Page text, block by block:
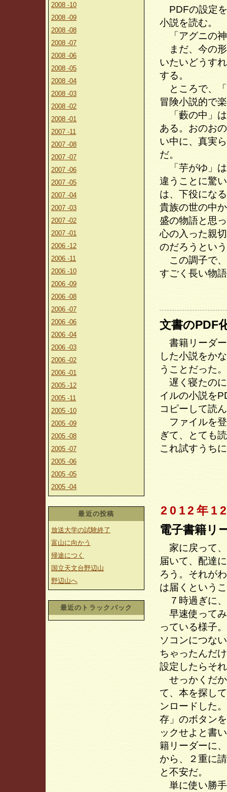
2008 -10
2008 -09
2008 -08
2008 -07
2008 -06
2008 -05
2008 -04
2008 -03
2008 -02
2008 -01
2007 -11
2007 -08
2007 -07
2007 -06
2007 -05
2007 -04
2007 -03
2007 -02
2007 -01
2006 -12
2006 -11
2006 -10
2006 -09
2006 -08
2006 -07
2006 -06
2006 -04
2006 -03
2006 -02
2006 -01
2005 -12
2005 -11
2005 -10
2005 -09
2005 -08
2005 -07
2005 -06
2005 -05
2005 -04
最近の投稿
放送大学の試験終了
富山に向かう
帰途につく
国立天文台野辺山
野辺山へ
最近のトラックバック
PDFの設定を
小説を読む。
「アグニの神
まだ、今の形
いたいどうす
する。
ところで、「
冒険小説的で
「藪の中」は
ある。おのお
い中に、真実
だ。
「芋がゆ」は
違うことに驚
は、下役にな
貴族の世の中
盛の物語と思
心の入った親
のだろうとい
この調子で、
すごく長い物
文書のPDF
書籍リーダー
した小説をか
うことだった。
遅く寝たのに
イルの小説を
コピーして読
ファイルを登
ぎて、とても
これ試すうち
2012年
電子書籍リ
家に戻って、
届いて、配達
ろう。それが
は届くという
７時過ぎに
早速使ってみ
っている様子
ソコンにつな
ちゃったんだ
設定したらそ
せっかくだか
て、本を探し
ンロードした
存」のボタン
ックせよと書
籍リーダーに
から、２重に
と不安だ。
単に使い勝手